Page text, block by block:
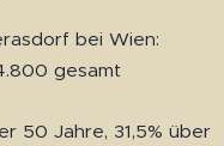
bei Wien:
gesamt
50 Jahre, 31,5% über